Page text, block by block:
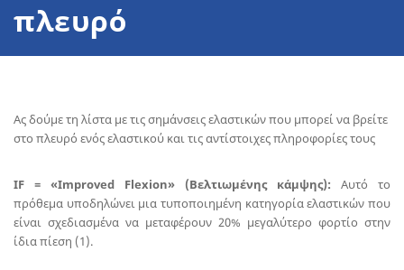
πλευρό
Ας δούμε τη λίστα με τις σημάνσεις ελαστικών που μπορεί να βρείτε
στο πλευρό ενός ελαστικού και τις αντίστοιχες πληροφορίες τους
IF = «Improved Flexion» (Βελτιωμένης κάμψης): Αυτό το
πρόθεμα υποδηλώνει μια τυποποιημένη κατηγορία ελαστικών που
είναι σχεδιασμένα να μεταφέρουν 20% μεγαλύτερο φορτίο στην
ίδια πίεση (1).